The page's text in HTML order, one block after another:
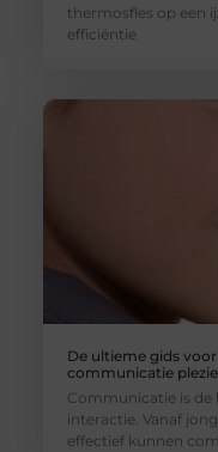
thermosfles op een
efficiëntie
De ultieme gids
communicatie
Communicatie is de
interactie. Vanaf
effectief kunnen